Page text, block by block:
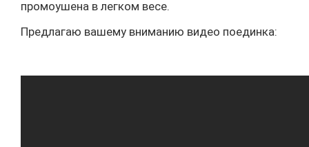
промоушена в легком весе.
Предлагаю вашему вниманию видео поединка: